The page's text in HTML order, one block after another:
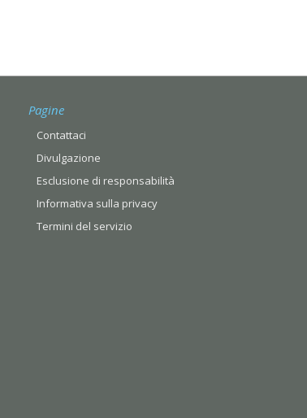
Pagine
Contattaci
Divulgazione
Esclusione di responsabilità
Informativa sulla privacy
Termini del servizio